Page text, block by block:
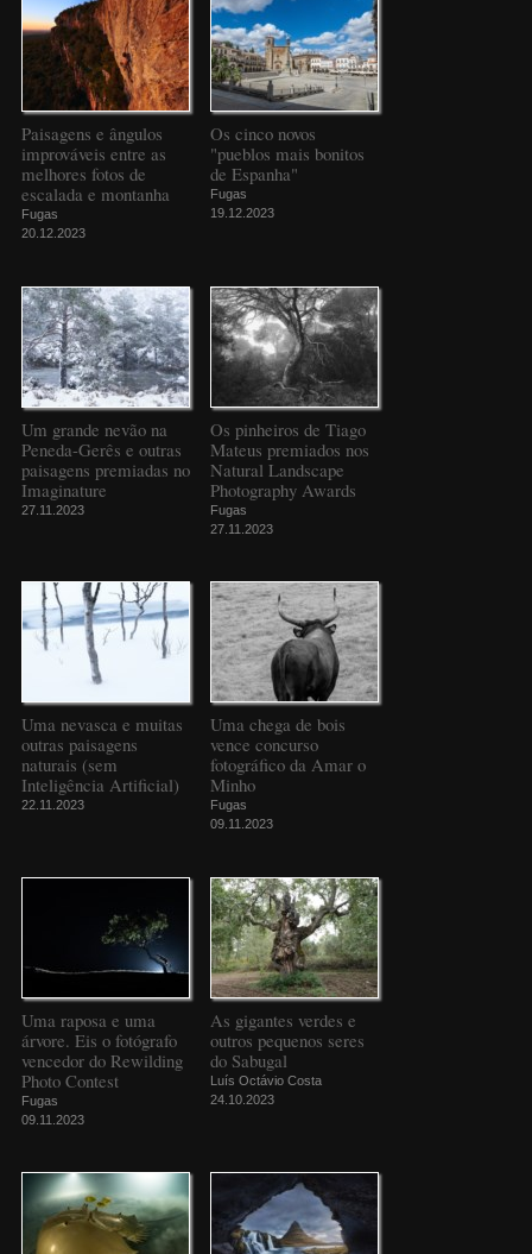
Paisagens e ângulos
improváveis entre as
melhores fotos de
escalada e montanha
Fugas
20.12.2023
Os cinco novos
"pueblos mais bonitos
de Espanha"
Fugas
19.12.2023
Um grande nevão na
Peneda-Gerês e outras
paisagens premiadas no
Imaginature
27.11.2023
Os pinheiros de Tiago
Mateus premiados nos
Natural Landscape
Photography Awards
Fugas
27.11.2023
Uma nevasca e muitas
outras paisagens
naturais (sem
Inteligência Artificial)
22.11.2023
Uma chega de bois
vence concurso
fotográfico da Amar o
Minho
Fugas
09.11.2023
Uma raposa e uma
árvore. Eis o fotógrafo
vencedor do Rewilding
Photo Contest
Fugas
09.11.2023
As gigantes verdes e
outros pequenos seres
do Sabugal
Luís Octávio Costa
24.10.2023